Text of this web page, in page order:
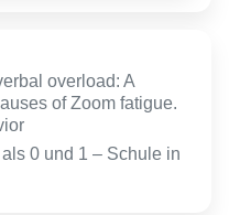
overload: A
of Zoom fatigue.
als 0 und 1 – Schule in